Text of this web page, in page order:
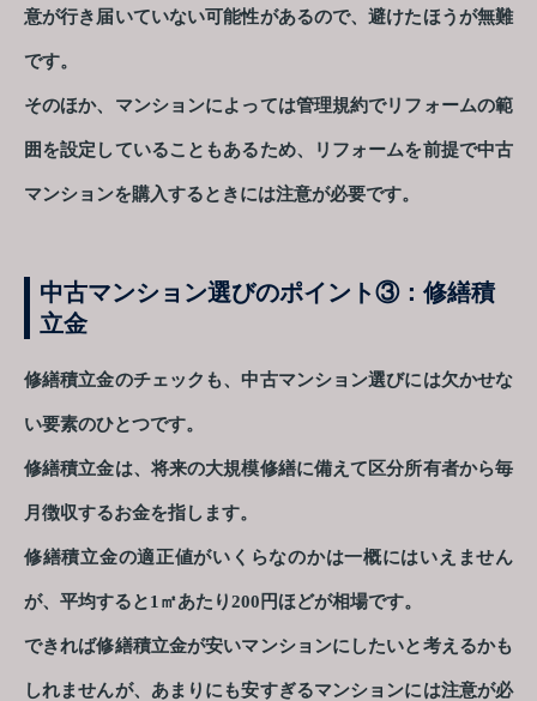
意が行き届いていない可能性があるので、避けたほうが無難
です。
そのほか、マンションによっては管理規約でリフォームの範
囲を設定していることもあるため、リフォームを前提で中古
マンションを購入するときには注意が必要です。
中古マンション選びのポイント③：修繕積
立金
修繕積立金のチェックも、中古マンション選びには欠かせな
い要素のひとつです。
修繕積立金は、将来の大規模修繕に備えて区分所有者から毎
月徴収するお金を指します。
修繕積立金の適正値がいくらなのかは一概にはいえません
が、平均すると1㎡あたり200円ほどが相場です。
できれば修繕積立金が安いマンションにしたいと考えるかも
しれませんが、あまりにも安すぎるマンションには注意が必